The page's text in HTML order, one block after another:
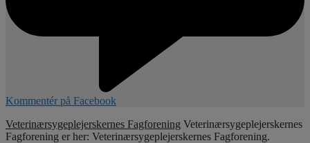
Kommentér på Facebook
Veterinærsygeplejerskernes Fagforening Veterinærsygeplejerskernes
Fagforening er her: Veterinærsygeplejerskernes Fagforening.